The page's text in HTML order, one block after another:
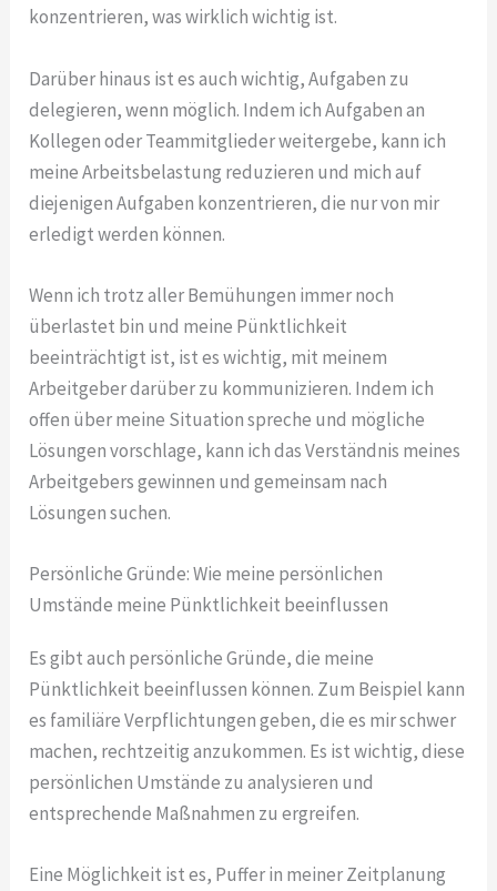
konzentrieren, was wirklich wichtig ist.
Darüber hinaus ist es auch wichtig, Aufgaben zu
delegieren, wenn möglich. Indem ich Aufgaben an
Kollegen oder Teammitglieder weitergebe, kann ich
meine Arbeitsbelastung reduzieren und mich auf
diejenigen Aufgaben konzentrieren, die nur von mir
erledigt werden können.
Wenn ich trotz aller Bemühungen immer noch
überlastet bin und meine Pünktlichkeit
beeinträchtigt ist, ist es wichtig, mit meinem
Arbeitgeber darüber zu kommunizieren. Indem ich
offen über meine Situation spreche und mögliche
Lösungen vorschlage, kann ich das Verständnis meines
Arbeitgebers gewinnen und gemeinsam nach
Lösungen suchen.
Persönliche Gründe: Wie meine persönlichen
Umstände meine Pünktlichkeit beeinflussen
Es gibt auch persönliche Gründe, die meine
Pünktlichkeit beeinflussen können. Zum Beispiel kann
es familiäre Verpflichtungen geben, die es mir schwer
machen, rechtzeitig anzukommen. Es ist wichtig, diese
persönlichen Umstände zu analysieren und
entsprechende Maßnahmen zu ergreifen.
Eine Möglichkeit ist es, Puffer in meiner Zeitplanung